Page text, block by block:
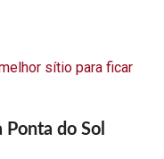
sítio para ficar
Ponta do Sol